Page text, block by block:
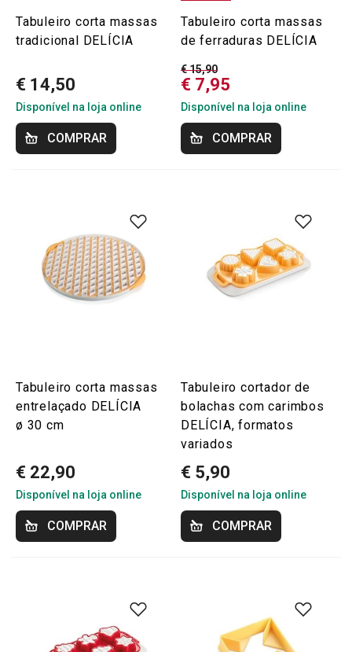
Tabuleiro corta massas
tradicional DELÍCIA
€ 14,50
Disponível na loja online
COMPRAR
Tabuleiro corta massas
de ferraduras DELÍCIA
€ 15,90
€ 7,95
Disponível na loja online
COMPRAR
Tabuleiro corta massas
entrelaçado DELÍCIA
ø 30 cm
€ 22,90
Disponível na loja online
COMPRAR
Tabuleiro cortador de
bolachas com carimbos
DELÍCIA, formatos
variados
€ 5,90
Disponível na loja online
COMPRAR